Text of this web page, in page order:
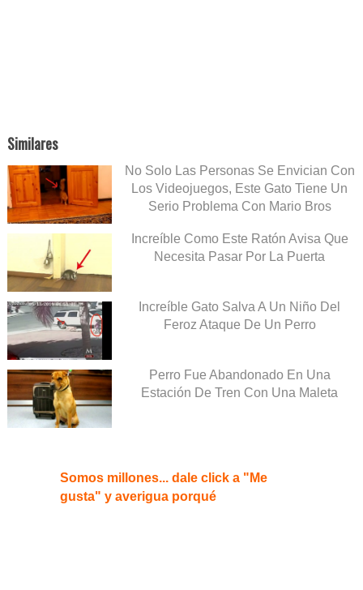
Similares
No Solo Las Personas Se Envician Con
Los Videojuegos, Este Gato Tiene Un
Serio Problema Con Mario Bros
Increíble Como Este Ratón Avisa Que
Necesita Pasar Por La Puerta
Increíble Gato Salva A Un Niño Del
Feroz Ataque De Un Perro
Perro Fue Abandonado En Una
Estación De Tren Con Una Maleta
Somos millones... dale click a "Me
gusta" y averigua porqué